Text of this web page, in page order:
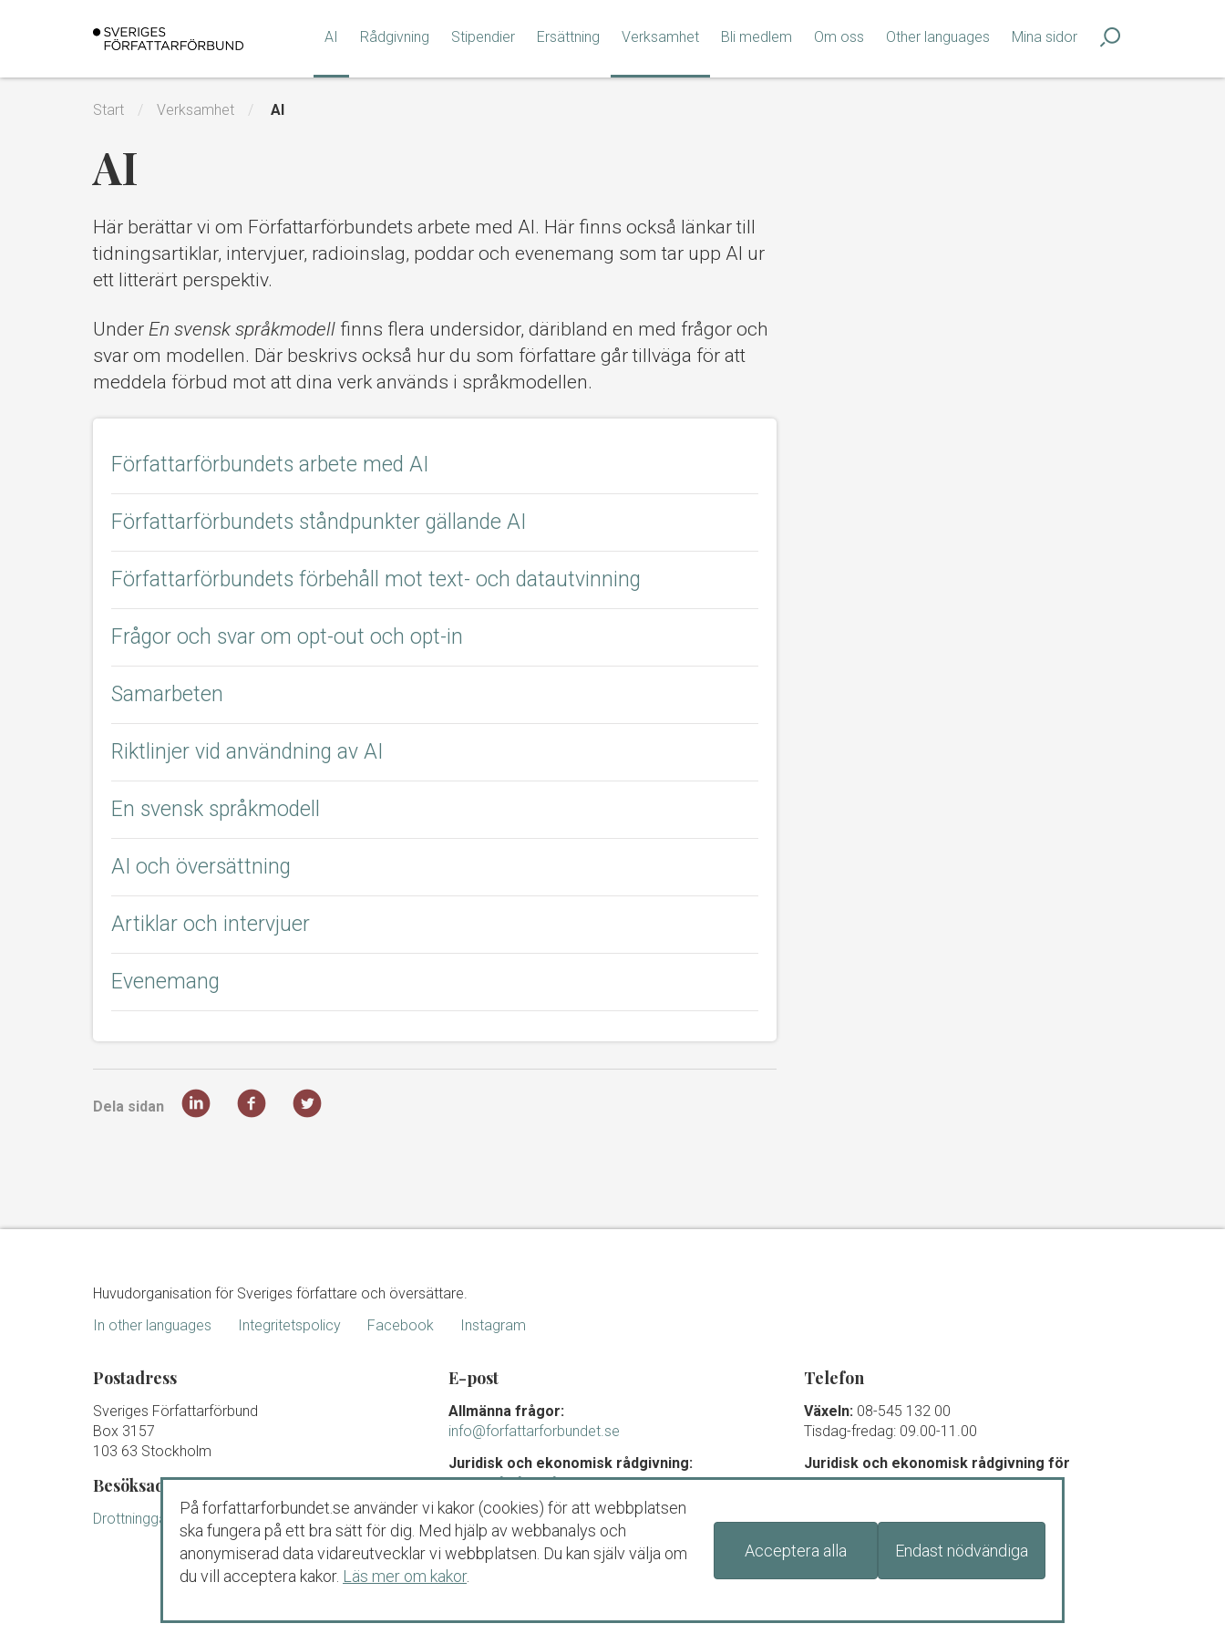
AI Rådgivning Stipendier Ersättning Verksamhet Bli medlem Om oss Other languages Mina sidor
Start Verksamhet AI
AI
Här berättar vi om Författarförbundets arbete med AI. Här finns också länkar till
tidningsartiklar, intervjuer, radioinslag, poddar och evenemang som tar upp AI ur
ett litterärt perspektiv.
Under En svensk språkmodell finns flera undersidor, däribland en med frågor och
svar om modellen. Där beskrivs också hur du som författare går tillväga för att
meddela förbud mot att dina verk används i språkmodellen.
Författarförbundets arbete med AI
Författarförbundets ståndpunkter gällande AI
Författarförbundets förbehåll mot text- och datautvinning
Frågor och svar om opt-out och opt-in
Samarbeten
Riktlinjer vid användning av AI
En svensk språkmodell
AI och översättning
Artiklar och intervjuer
Evenemang
Dela sidan
Huvudorganisation för Sveriges författare och översättare.
In other languages
Integritetspolicy Facebook Instagram
Postadress
Sveriges Författarförbund
Box 3157
103 63 Stockholm
Besöksadress
Drottninggatan 88 B Stockholm
E-post
Allmänna frågor:
info@forfattarforbundet.se
Juridisk och ekonomisk rådgivning:
juridik@forfattarforbundet.se
Fakturor till Författarförbundet:
ekonomi@forfattarforbundet.se
Organisationsnummer
Telefon
Växeln:08-545 132 00
Tisdag-fredag: 09.00-11.00
Juridisk och ekonomisk rådgivning för
medlemmar och debutanter:
Tisdag-torsdag: 09.00-11.00
På forfattarforbundet.se använder vi kakor (cookies) för att webbplatsen
ska fungera på ett bra sätt för dig. Med hjälp av webbanalys och
anonymiserad data vidareutvecklar vi webbplatsen. Du kan själv välja om
du vill acceptera kakor. Läs mer om kakor.
Acceptera alla Endast nödvändiga